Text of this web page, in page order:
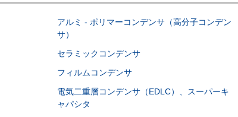
アルミ - ポリマーコンデンサ（高分子コンデン
サ）
セラミックコンデンサ
フィルムコンデンサ
電気二重層コンデンサ（EDLC）、スーパーキ
ャパシタ